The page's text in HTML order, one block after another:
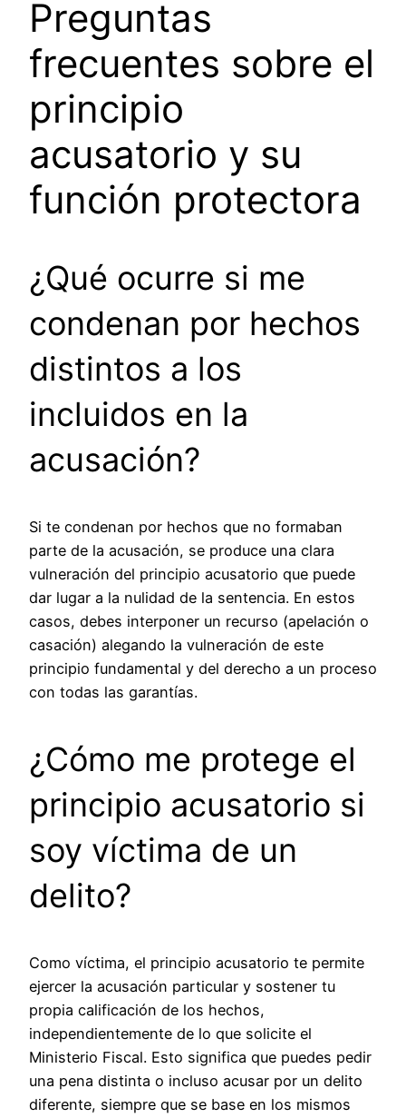
Preguntas
frecuentes sobre el
principio
acusatorio y su
función protectora
¿Qué ocurre si me
condenan por hechos
distintos a los
incluidos en la
acusación?
Si te condenan por hechos que no formaban
parte de la acusación, se produce una clara
vulneración del principio acusatorio que puede
dar lugar a la nulidad de la sentencia. En estos
casos, debes interponer un recurso (apelación o
casación) alegando la vulneración de este
principio fundamental y del derecho a un proceso
con todas las garantías.
¿Cómo me protege el
principio acusatorio si
soy víctima de un
delito?
Como víctima, el principio acusatorio te permite
ejercer la acusación particular y sostener tu
propia calificación de los hechos,
independientemente de lo que solicite el
Ministerio Fiscal. Esto significa que puedes pedir
una pena distinta o incluso acusar por un delito
diferente, siempre que se base en los mismos